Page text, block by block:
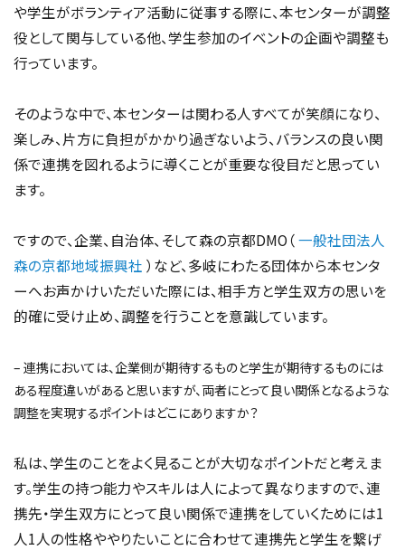
や学生がボランティア活動に従事する際に、本センターが調整
役として関与している他、学生参加のイベントの企画や調整も
行っています。
そのような中で、本センターは関わる人すべてが笑顔になり、
楽しみ、片方に負担がかかり過ぎないよう、バランスの良い関
係で連携を図れるように導くことが重要な役目だと思ってい
ます。
ですので、企業、自治体、そして森の京都DMO（一般社団法人
森の京都地域振興社 ）など、多岐にわたる団体から本センタ
ーへお声かけいただいた際には、相手方と学生双方の思いを
的確に受け止め、調整を行うことを意識しています。
– 連携においては、企業側が期待するものと学生が期待するものには
ある程度違いがあると思いますが、両者にとって良い関係となるような
調整を実現するポイントはどこにありますか？
私は、学生のことをよく見ることが大切なポイントだと考えま
す。学生の持つ能力やスキルは人によって異なりますので、連
携先・学生双方にとって良い関係で連携をしていくためには1
人1人の性格ややりたいことに合わせて連携先と学生を繋げ